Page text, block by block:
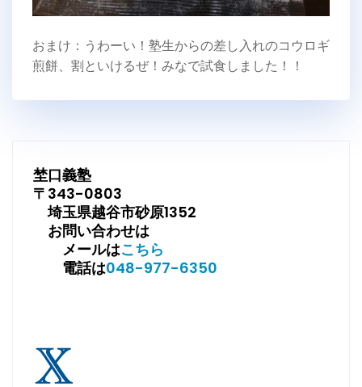
おまけ：うわーい！塾生からの差し入れのコウロギ
煎餅、割といけるぜ！みなで試食しました！！
埜口義塾
〒343-0803
埼玉県越谷市砂原1352
お問い合わせは
メールはこちら
電話は048-977-6350